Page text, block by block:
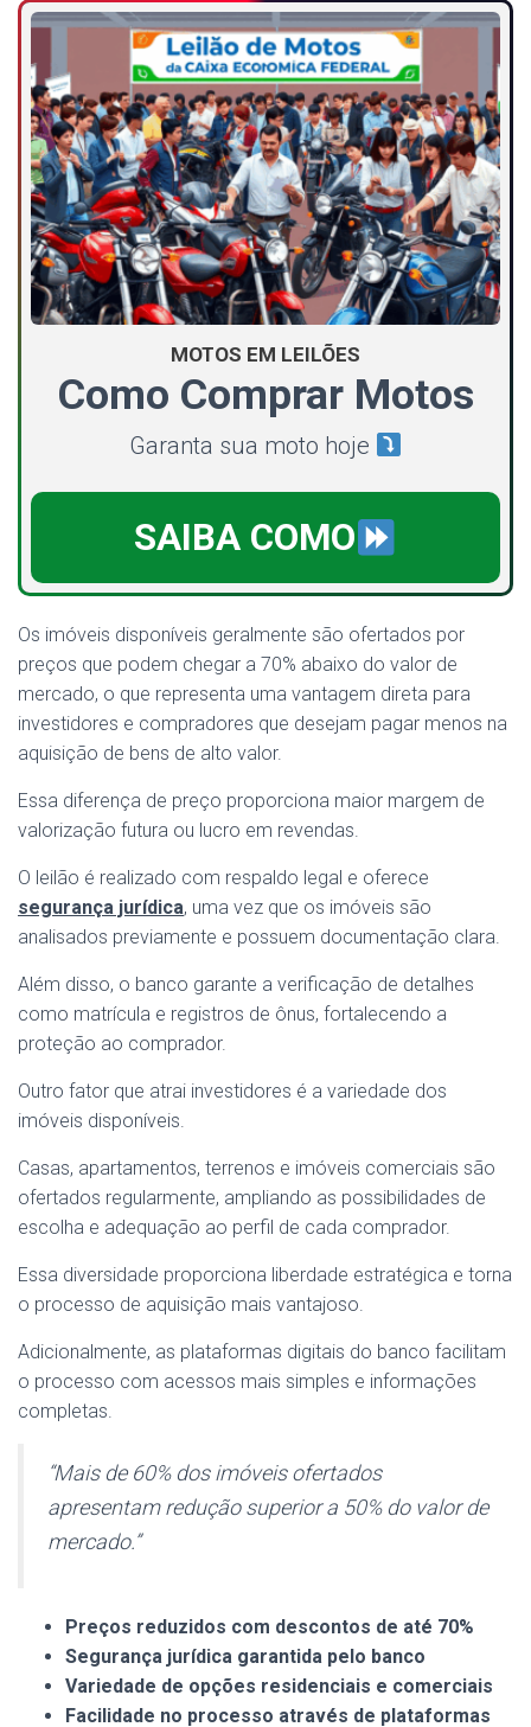
MOTOS EM LEILÕES
Como Comprar Motos
Garanta sua moto hoje
SAIBA COMO
Os imóveis disponíveis geralmente são ofertados por
preços que podem chegar a 70% abaixo do valor de
mercado, o que representa uma vantagem direta para
investidores e compradores que desejam pagar menos na
aquisição de bens de alto valor.
Essa diferença de preço proporciona maior margem de
valorização futura ou lucro em revendas.
O leilão é realizado com respaldo legal e oferece
segurança jurídica, uma vez que os imóveis são
analisados previamente e possuem documentação clara.
Além disso, o banco garante a verificação de detalhes
como matrícula e registros de ônus, fortalecendo a
proteção ao comprador.
Outro fator que atrai investidores é a variedade dos
imóveis disponíveis.
Casas, apartamentos, terrenos e imóveis comerciais são
ofertados regularmente, ampliando as possibilidades de
escolha e adequação ao perfil de cada comprador.
Essa diversidade proporciona liberdade estratégica e torna
o processo de aquisição mais vantajoso.
Adicionalmente, as plataformas digitais do banco facilitam
o processo com acessos mais simples e informações
completas.
“Mais de 60% dos imóveis ofertados
apresentam redução superior a 50% do valor de
mercado.”
Preços reduzidos com descontos de até 70%
Segurança jurídica garantida pelo banco
Variedade de opções residenciais e comerciais
Facilidade no processo através de plataformas